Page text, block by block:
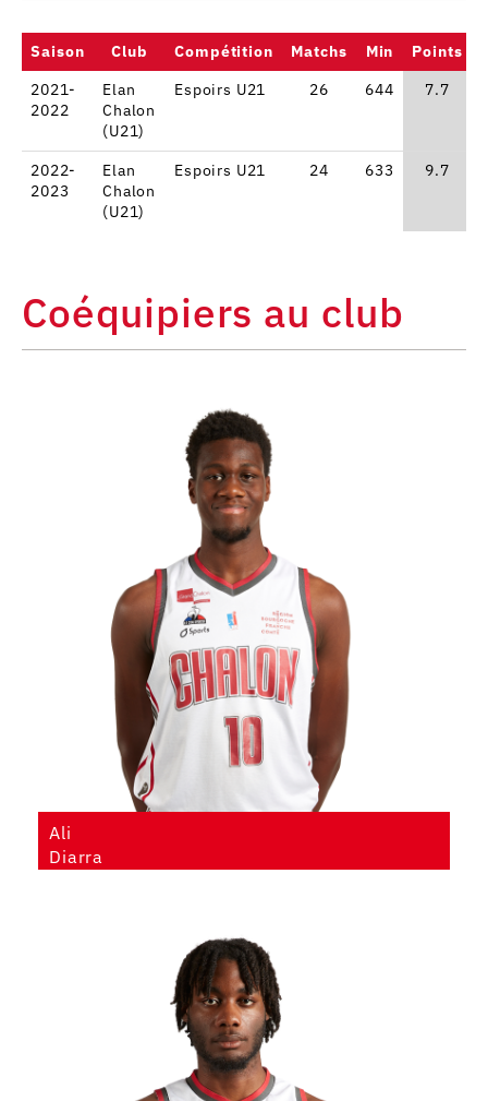
Saison Club Compétition Matchs Min Points
2021-
2022
Elan
Chalon
(U21)
Espoirs U21 26 644 7.7
2022-
2023
Elan
Chalon
(U21)
Espoirs U21 24 633 9.7
Coéquipiers au club
Ali
Diarra